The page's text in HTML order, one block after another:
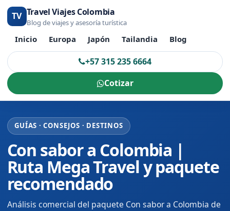
TV Travel Viajes Colombia
Blog de viajes y asesoría turística
Inicio Europa Japón Tailandia Blog
+57 315 235 6664
Cotizar
GUÍAS · CONSEJOS · DESTINOS
Con sabor a Colombia |
Ruta Mega Travel y paquete
recomendado
Análisis comercial del paquete Con sabor a Colombia de